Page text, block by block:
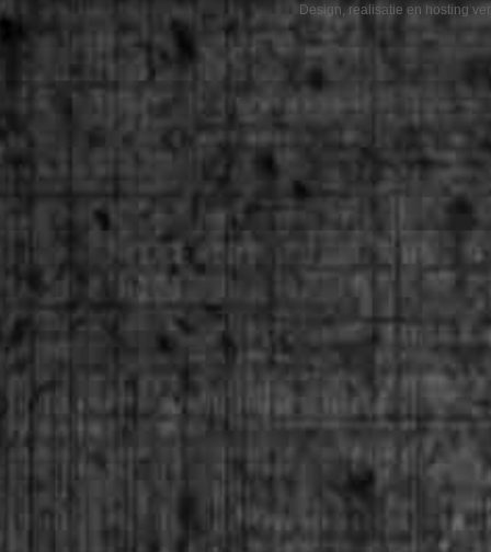
Design, realisatie en hosting